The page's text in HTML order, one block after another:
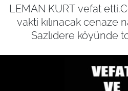
LEMAN KURT vefat
vakti kılınacak cenaze
Sazlıdere köyünde
SİYASET
GÜNDEM